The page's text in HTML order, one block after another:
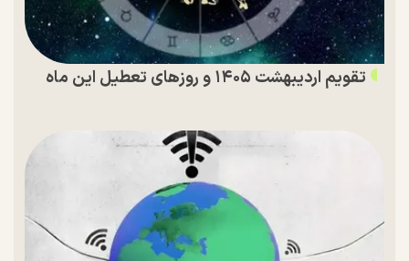
تقویم اردیبهشت ۱۴۰۵ و روز‌های تعطیل این ماه